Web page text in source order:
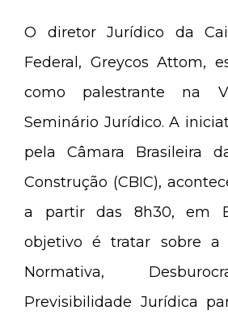
O diretor Jurídico da
Federal, Greycos Attom,
como palestrante na
Seminário Jurídico. A
pela Câmara Brasileira
Construção (CBIC),
a partir das 8h30, em
objetivo é tratar sobre a
Normativa,
Previsibilidade Jurídica